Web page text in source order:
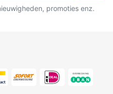
promoties enz.